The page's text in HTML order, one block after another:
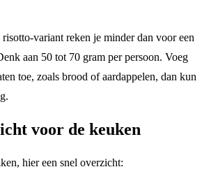
variant reken je minder dan voor een
aan 50 tot 70 gram per persoon. Voeg
toe, zoals brood of aardappelen, dan kun
voor de keuken
hier een snel overzicht: